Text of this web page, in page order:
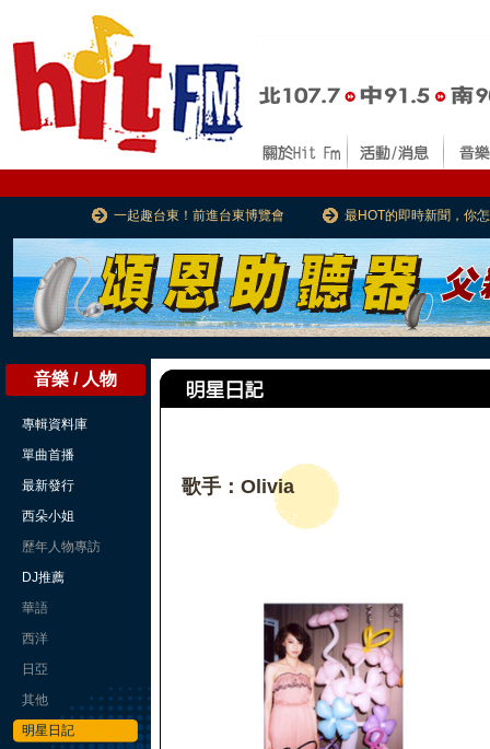
一起趣台東！前進台東博覽會 最HOT的即時新聞，你
音樂 / 人物
專輯資料庫
單曲首播
最新發行
西朵小姐
歷年人物專訪
DJ推薦
華語
西洋
日亞
其他
明星日記
歌手：Olivia